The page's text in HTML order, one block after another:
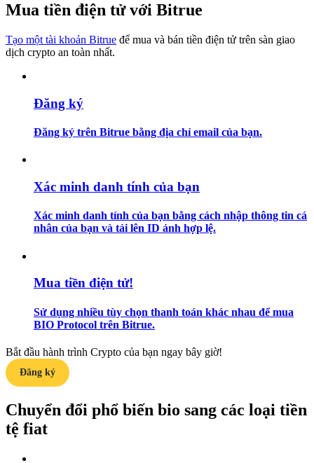
Hướng dẫn
Chiến lược giao dịch
Earn
Mua tiền điện tử với Bitrue
Tạo một tài khoản Bitrue để mua và bán tiền điện tử trên sàn giao
dịch crypto an toàn nhất.
Đăng ký
Đăng ký trên Bitrue bằng địa chỉ email của bạn.
Xác minh danh tính của bạn
Xác minh danh tính của bạn bằng cách nhập thông tin cá
nhân của bạn và tải lên ID ảnh hợp lệ.
Mua tiền điện tử!
Sử dụng nhiều tùy chọn thanh toán khác nhau để mua
BIO Protocol trên Bitrue.
Bắt đầu hành trình Crypto của bạn ngay bây giờ!
Đăng ký
Chuyển đổi phổ biến bio sang các loại tiền
tệ fiat